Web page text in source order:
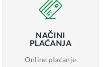
NAČINI
PLAĆANJA
Online plaćanje